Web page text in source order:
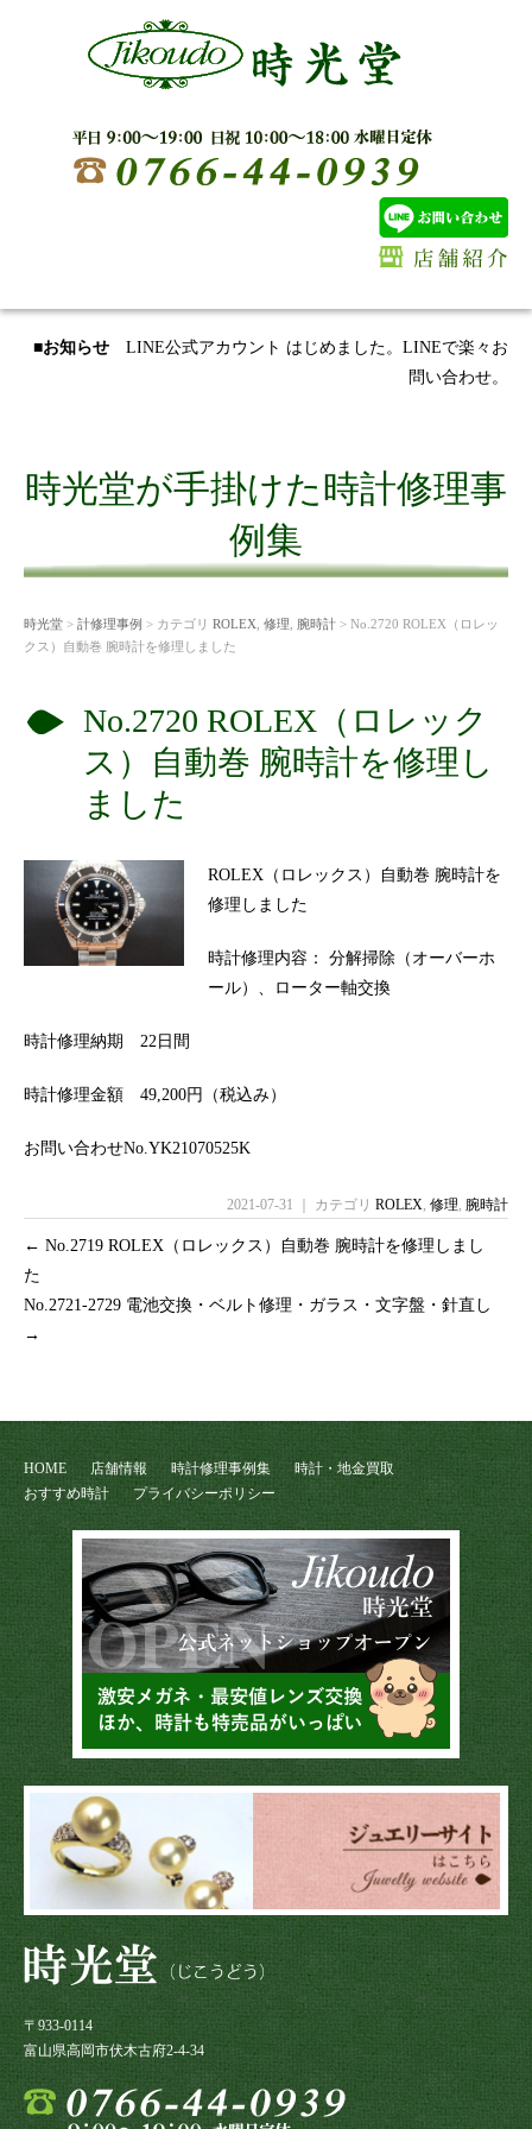
■お知らせ LINE公式アカウント はじめました。LINEで楽々お
問い合わせ。
時光堂が手掛けた時計修理事
例集
時光堂 > 計修理事例 > カテゴリ ROLEX 修理 腕時計 > No.2720 ROLEX（ロレッ
クス）自動巻 腕時計を修理しました
No.2720 ROLEX（ロレック
ス）自動巻 腕時計を修理し
ました
ROLEX（ロレックス）自動巻 腕時計を
修理しました
時計修理内容： 分解掃除（オーバーホ
ール）、ローター軸交換
時計修理納期 22日間
時計修理金額 49,200円（税込み）
お問い合わせNo.YK21070525K
2021-07-31 ｜ カテゴリ ROLEX, 修理, 腕時計
← No.2719 ROLEX（ロレックス）自動巻 腕時計を修理しまし
た
No.2721-2729 電池交換・ベルト修理・ガラス・文字盤・針直し
→
HOME 店舗情報 時計修理事例集
時計・地金買取
おすすめ時計
プライバシーポリシー
〒933-0114
富山県高岡市伏木古府2-4-34